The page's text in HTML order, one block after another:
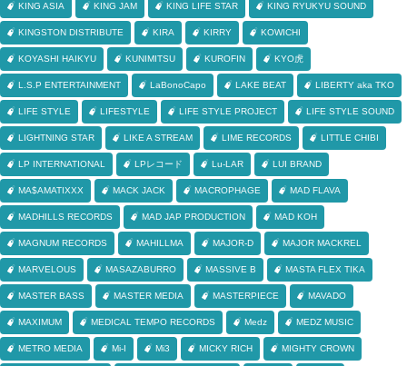
KING ASIA KING JAM KING LIFE STAR KING RYUKYU SOUND
KINGSTON DISTRIBUTE KIRA KIRRY KOWICHI
KOYASHI HAIKYU KUNIMITSU KUROFIN KYO虎
L.S.P ENTERTAINMENT LaBonoCapo LAKE BEAT LIBERTY aka TKO
LIFE STYLE LIFESTYLE LIFE STYLE PROJECT LIFE STYLE SOUND
LIGHTNING STAR LIKE A STREAM LIME RECORDS LITTLE CHIBI
LP INTERNATIONAL LPレコード Lu-LAR LUI BRAND
MA$AMATIXXX MACK JACK MACROPHAGE MAD FLAVA
MADHILLS RECORDS MAD JAP PRODUCTION MAD KOH
MAGNUM RECORDS MAHILLMA MAJOR-D MAJOR MACKREL
MARVELOUS MASAZABURRO MASSIVE B MASTA FLEX TIKA
MASTER BASS MASTER MEDIA MASTERPIECE MAVADO
MAXIMUM MEDICAL TEMPO RECORDS Medz MEDZ MUSIC
METRO MEDIA Mi-I Mi3 MICKY RICH MIGHTY CROWN